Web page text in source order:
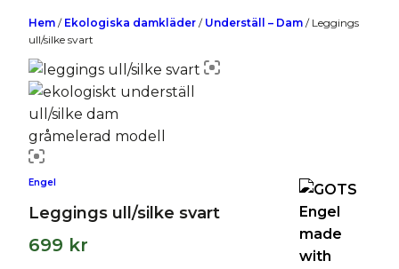
Hem / Ekologiska damkläder / Underställ – Dam / Leggings
ull/silke svart
Engel
Leggings ull/silke svart
699 kr